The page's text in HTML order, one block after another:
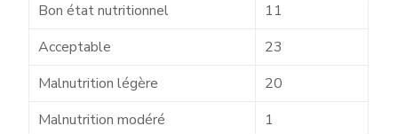
Bon état nutritionnel
11
Acceptable
23
Malnutrition légère
20
Malnutrition modéré
1